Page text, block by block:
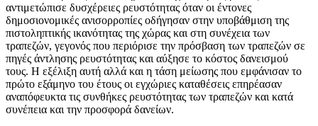
αντιμετώπισε δυσχέρειες ρευστότητας όταν οι έντονες
δημοσιονομικές ανισορροπίες οδήγησαν στην υποβάθμιση της
πιστοληπτικής ικανότητας της χώρας και στη συνέχεια των
τραπεζών, γεγονός που περιόρισε την πρόσβαση των τραπεζών σε
πηγές άντλησης ρευστότητας και αύξησε το κόστος δανεισμού
τους. Η εξέλιξη αυτή αλλά και η τάση μείωσης που εμφάνισαν το
πρώτο εξάμηνο του έτους οι εγχώριες καταθέσεις επηρέασαν
αναπόφευκτα τις συνθήκες ρευστότητας των τραπεζών και κατά
συνέπεια και την προσφορά δανείων.